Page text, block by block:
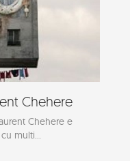
Chehere
Chehere e
multi...